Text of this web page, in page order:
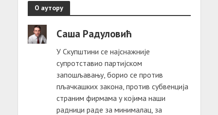
О аутору
Саша Радуловић
У Скупштини се најснажније
супротставио партијском
запошљавању, борио се против
пљачкашких закона, против субвенција
страним фирмама у којима наши
радници раде за минималац, за